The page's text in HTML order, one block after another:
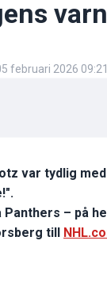
februari 2026 09:21
var tydlig
– på
till